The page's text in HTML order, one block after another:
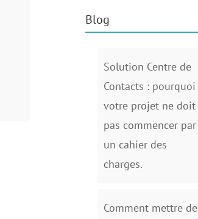
Blog
Solution Centre de
Contacts : pourquoi
votre projet ne doit
pas commencer par
un cahier des
charges.
Comment mettre de